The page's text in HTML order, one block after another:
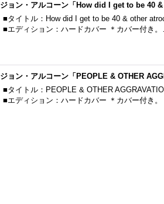
ジョン・アルコーン「How did I get to be 40
■タイトル：How did I get to be 40 & other
■エディション：ハードカバー ＊カバー付き
ジョン・アルコーン「PEOPLE & OTHER
■タイトル：PEOPLE & OTHER
■エディション：ハードカバー ＊カバー付き